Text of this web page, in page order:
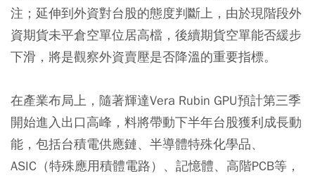
注；延伸到外資對台股的態度判斷上，由於現階段外
資期貨未平倉空單位居高檔，後續期貨空單能否緩步
下滑，將是觀察外資賣壓是否降溫的重要指標。
在產業布局上，隨著輝達Vera Rubin GPU預計第三季
開始進入出口高峰，料將帶動下半年台股獲利成長動
能，包括台積電供應鏈、半導體特殊化學品、
ASIC（特殊應用積體電路）、記憶體、高階PCB等，